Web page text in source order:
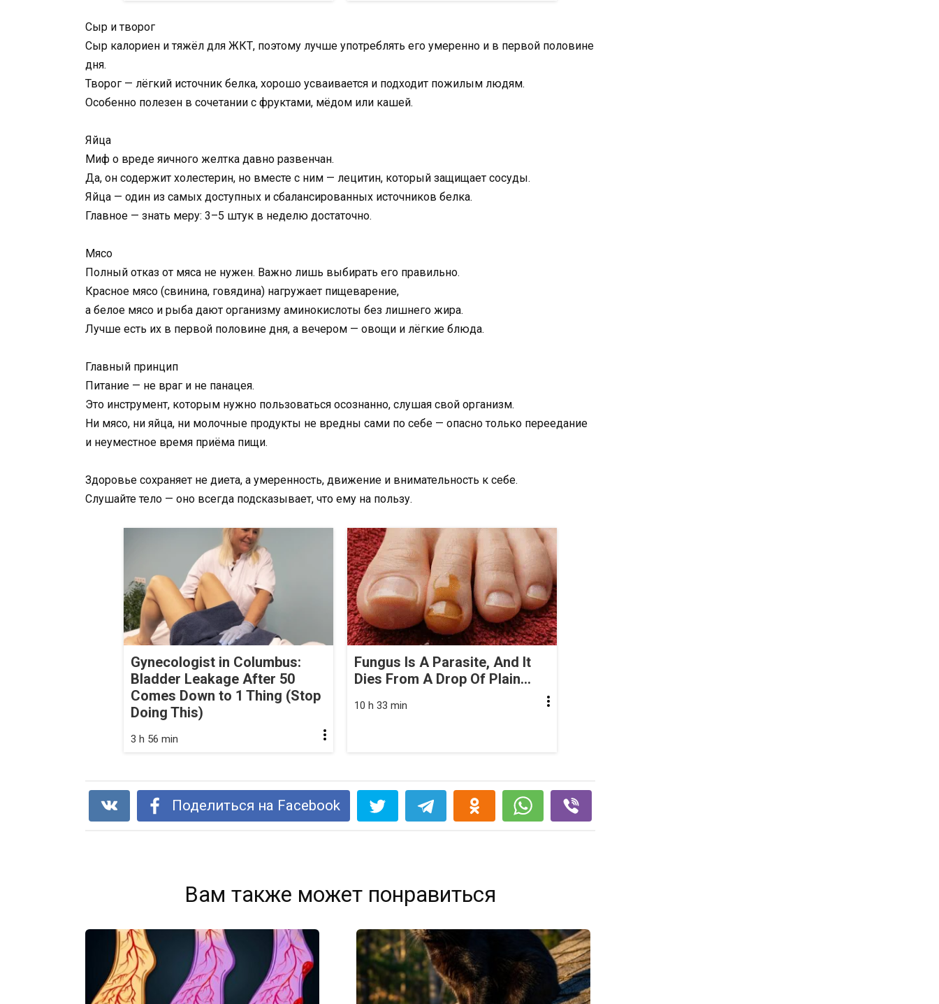
Сыр и творог
Сыр калориен и тяжёл для ЖКТ, поэтому лучше употреблять его умеренно и в первой половине
дня.
Творог — лёгкий источник белка, хорошо усваивается и подходит пожилым людям.
Особенно полезен в сочетании с фруктами, мёдом или кашей.
Яйца
Миф о вреде яичного желтка давно развенчан.
Да, он содержит холестерин, но вместе с ним — лецитин, который защищает сосуды.
Яйца — один из самых доступных и сбалансированных источников белка.
Главное — знать меру: 3–5 штук в неделю достаточно.
Мясо
Полный отказ от мяса не нужен. Важно лишь выбирать его правильно.
Красное мясо (свинина, говядина) нагружает пищеварение,
а белое мясо и рыба дают организму аминокислоты без лишнего жира.
Лучше есть их в первой половине дня, а вечером — овощи и лёгкие блюда.
Главный принцип
Питание — не враг и не панацея.
Это инструмент, которым нужно пользоваться осознанно, слушая свой организм.
Ни мясо, ни яйца, ни молочные продукты не вредны сами по себе — опасно только переедание
и неуместное время приёма пищи.
Здоровье сохраняет не диета, а умеренность, движение и внимательность к себе.
Слушайте тело — оно всегда подсказывает, что ему на пользу.
Gynecologist in Columbus:
Bladder Leakage After 50
Comes Down to 1 Thing (Stop
Doing This)
3 h 56 min
Fungus Is A Parasite, And It
Dies From A Drop Of Plain...
10 h 33 min
Поделиться на Facebook
Вам также может понравиться